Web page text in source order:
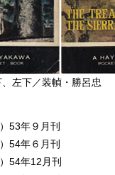
左下／装幀・勝呂忠
年９月刊
54年６月刊
年12月刊